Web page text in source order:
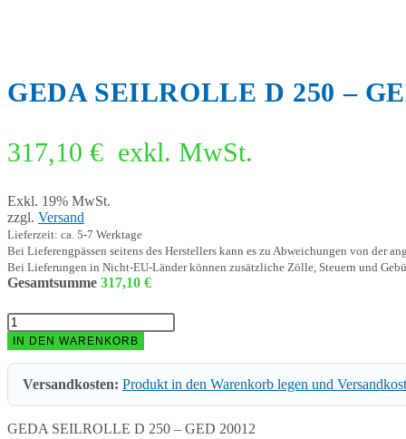
GEDA SEILROLLE D 250 –
317,10 € exkl. MwSt.
Exkl. 19% MwSt.
zzgl. Versand
Lieferzeit: ca. 5-7 Werktage
Bei Lieferengpässen seitens des Herstellers kann es zu Abweichungen von der
Bei Lieferungen in Nicht-EU-Länder können zusätzliche Zölle, Steuern und
Gesamtsumme 317,10 €
GEDA
SEILROLLE
D
250
GED
Menge
IN DEN WARENKORB
Versandkosten: Produkt in den Warenkorb legen und
GEDA SEILROLLE D 250 – GED 20012